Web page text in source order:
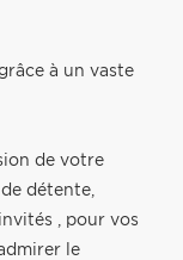
à un vaste
de votre
détente,
, pour vos
le